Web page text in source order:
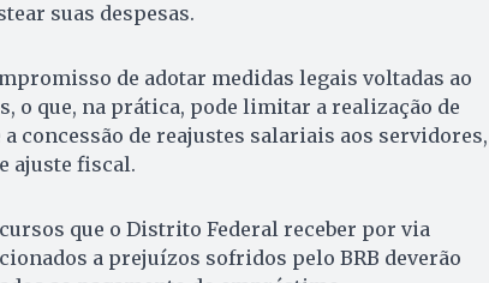
suas despesas.
de adotar medidas legais voltadas ao
o que, na prática, pode limitar a realização de
concessão de reajustes salariais aos servidores,
ajuste fiscal.
que o Distrito Federal receber por via
a prejuízos sofridos pelo BRB deverão